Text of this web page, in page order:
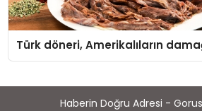
Türk döneri, Amerikalıların
Haberin Doğru Adresi -